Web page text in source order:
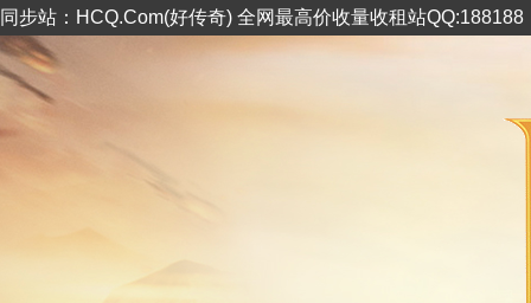
同步站：HCQ.Com(好传奇) 全网最高价收量收租站